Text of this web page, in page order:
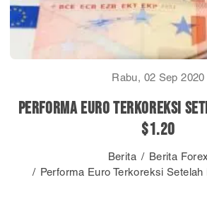
Rabu, 02 Sep 2020
Performa Euro Terkoreksi
$1.20
Berita
Berita Forex
Performa Euro Terkoreksi Setelah